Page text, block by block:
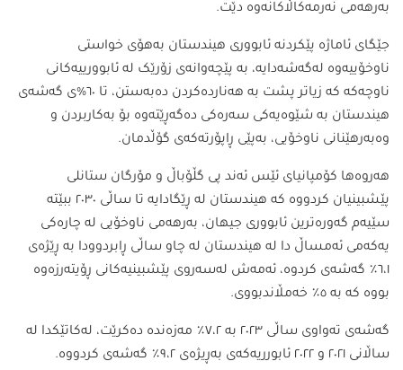
بەرهەمی نەرمەکاڵاکانەوە دێت.
جێگای ئاماژە پێکردنە ئابووری هیندستان بەهۆی خواستی
ناوخۆییەوە لەگەشەدایە، بە پێچەوانەی زۆرێک لە ئابوورییەکانی
ناوچەکە کە زیاتر پشت بە هەناردەکردن دەبەستن، تا ٦٠%ی گەشەی
هیندستان بە شێوەیەکی سەرەکی دەگەڕێتەوە بۆ بەکاربردن و
وەبەرهێنانی ناوخۆیی، بەپێی ڕاپۆرتەکەی گۆڵدمان.
هەروەها کۆمپانیای ئێس ئەند پی گڵۆباڵ و مۆرگان ستانلی
پێشبینیان کردووە کە هیندستان لە ڕێگادایە تا ساڵی ٢٠٣٠ ببێتە
سێیەم گەورەترین ئابووری جیهان، بەرهەمی ناوخۆیی لە چارەکی
یەکەمی ئەمساڵ دا لە هیندستان لە چاو ساڵی ڕابردوودا بە ڕێژەی
٦،١٪ گەشەی کردوە، ئەمەش لەسەروی پێشبینیەکانی ڕۆیتەرزەوە
بووە کە بە ٥٪ خەمڵاندبووی.
گەشەی تەواوی ساڵی ٢٠٢٣ بە ٧،٢٪ مەزەندە دەکرێت، لەکاتێکدا لە
ساڵانی ٢٠٢١ و ٢٠٢٢ ئابورریەکەی بەڕیژەی ٩،٢٪ گەشەی کردووە.